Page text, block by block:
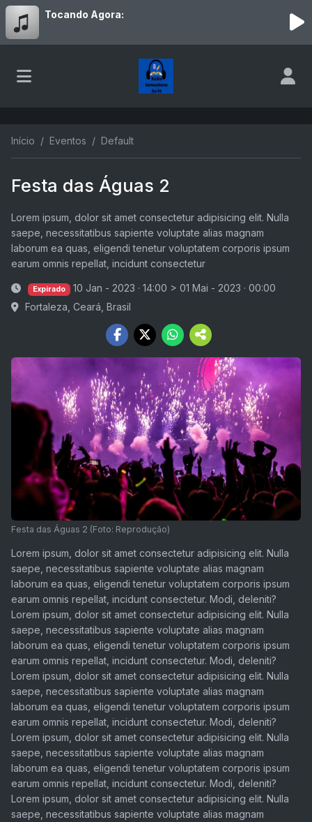
Tocando Agora:
Início Eventos Default
Festa das Águas 2
Lorem ipsum, dolor sit amet consectetur adipisicing elit. Nulla
saepe, necessitatibus sapiente voluptate alias magnam
laborum ea quas, eligendi tenetur voluptatem corporis ipsum
earum omnis repellat, incidunt consectetur
Expirado 10 Jan - 2023 · 14:00 > 01 Mai - 2023 · 00:00
Fortaleza, Ceará, Brasil
Festa das Águas 2 (Foto: Reprodução)
Lorem ipsum, dolor sit amet consectetur adipisicing elit. Nulla
saepe, necessitatibus sapiente voluptate alias magnam
laborum ea quas, eligendi tenetur voluptatem corporis ipsum
earum omnis repellat, incidunt consectetur. Modi, deleniti?
Lorem ipsum, dolor sit amet consectetur adipisicing elit. Nulla
saepe, necessitatibus sapiente voluptate alias magnam
laborum ea quas, eligendi tenetur voluptatem corporis ipsum
earum omnis repellat, incidunt consectetur. Modi, deleniti?
Lorem ipsum, dolor sit amet consectetur adipisicing elit. Nulla
saepe, necessitatibus sapiente voluptate alias magnam
laborum ea quas, eligendi tenetur voluptatem corporis ipsum
earum omnis repellat, incidunt consectetur. Modi, deleniti?
Lorem ipsum, dolor sit amet consectetur adipisicing elit. Nulla
saepe, necessitatibus sapiente voluptate alias magnam
laborum ea quas, eligendi tenetur voluptatem corporis ipsum
earum omnis repellat, incidunt consectetur. Modi, deleniti?
Lorem ipsum, dolor sit amet consectetur adipisicing elit. Nulla
saepe, necessitatibus sapiente voluptate alias magnam